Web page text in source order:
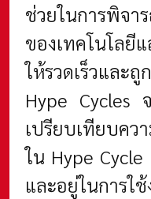
ช่วยในการพิจา
ของเทคโนโลยี
ให้รวดเร็วและ
Hype Cycles
เปรียบเทียบคว
ใน Hype
และอยู่ในการใ